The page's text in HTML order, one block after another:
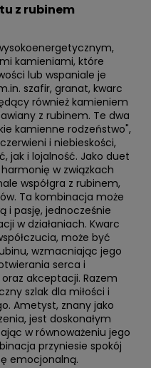
z rubinem
kamieniami, które
lub wspaniale je
szafir, granat, kwarc
również kamieniem
z rubinem. Te dwa
kamienne rodzeństwo",
i niebieskości,
jak i lojalność. Jako duet
w związkach
współgra z rubinem,
Ta kombinacja może
i pasję, jednocześnie
w działaniach. Kwarc
może być
wzmacniając jego
serca i
akceptacji. Razem
szlak dla miłości i
Ametyst, znany jako
jest doskonałym
w równoważeniu jego
przyniesie spokój
emocjonalną.